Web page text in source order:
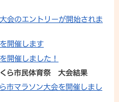
会のエントリーが開始されま
開催します
開催しました！
ら市民体育祭 大会結果
市マラソン大会を開催しまし